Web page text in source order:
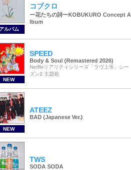
アルバム
コブクロ
ー花たちの詩ーKOBUKURO Concept A
lbum
NEW
SPEED
Body & Soul (Remastered 2026)
Netflixリアリティシリーズ「ラヴ上等」シー
ズン2 主題歌
NEW
ATEEZ
BAD (Japanese Ver.)
TWS
SODA SODA